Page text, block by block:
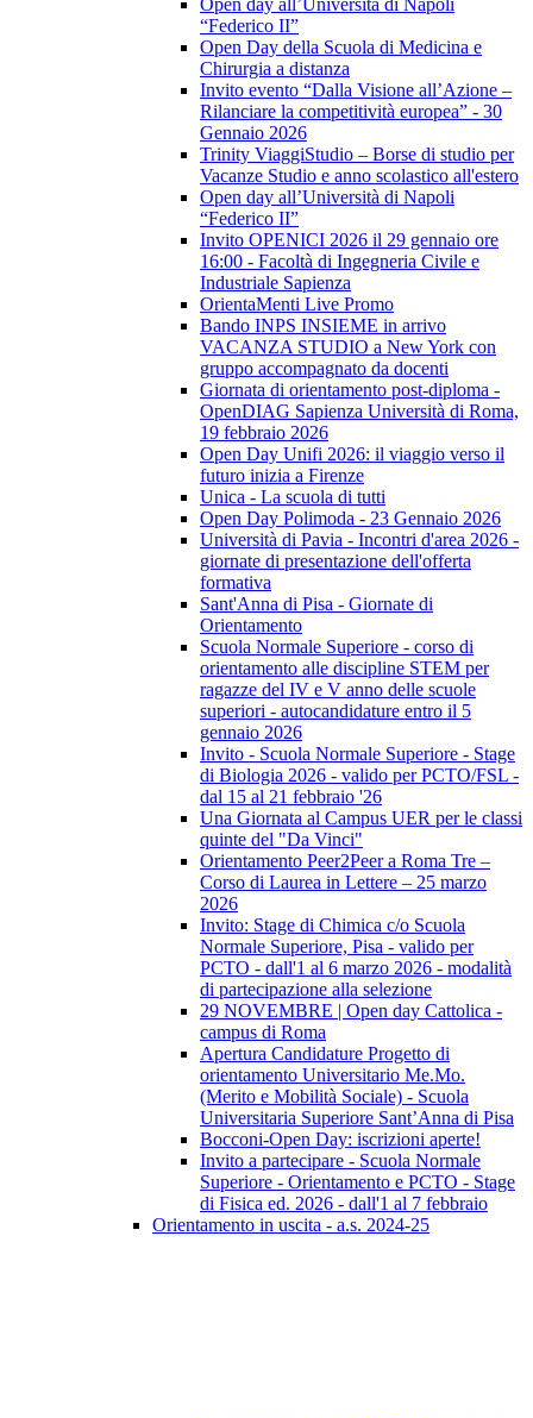
Open day all’Università di Napoli
“Federico II”
Open Day della Scuola di Medicina e
Chirurgia a distanza
Invito evento “Dalla Visione all’Azione –
Rilanciare la competitività europea” - 30
Gennaio 2026
Trinity ViaggiStudio – Borse di studio per
Vacanze Studio e anno scolastico all'estero
Open day all’Università di Napoli
“Federico II”
Invito OPENICI 2026 il 29 gennaio ore
16:00 - Facoltà di Ingegneria Civile e
Industriale Sapienza
OrientaMenti Live Promo
Bando INPS INSIEME in arrivo
VACANZA STUDIO a New York con
gruppo accompagnato da docenti
Giornata di orientamento post-diploma -
OpenDIAG Sapienza Università di Roma,
19 febbraio 2026
Open Day Unifi 2026: il viaggio verso il
futuro inizia a Firenze
Unica - La scuola di tutti
Open Day Polimoda - 23 Gennaio 2026
Università di Pavia - Incontri d'area 2026 -
giornate di presentazione dell'offerta
formativa
Sant'Anna di Pisa - Giornate di
Orientamento
Scuola Normale Superiore - corso di
orientamento alle discipline STEM per
ragazze del IV e V anno delle scuole
superiori - autocandidature entro il 5
gennaio 2026
Invito - Scuola Normale Superiore - Stage
di Biologia 2026 - valido per PCTO/FSL -
dal 15 al 21 febbraio '26
Una Giornata al Campus UER per le classi
quinte del "Da Vinci"
Orientamento Peer2Peer a Roma Tre –
Corso di Laurea in Lettere – 25 marzo
2026
Invito: Stage di Chimica c/o Scuola
Normale Superiore, Pisa - valido per
PCTO - dall'1 al 6 marzo 2026 - modalità
di partecipazione alla selezione
29 NOVEMBRE | Open day Cattolica -
campus di Roma
Apertura Candidature Progetto di
orientamento Universitario Me.Mo.
(Merito e Mobilità Sociale) - Scuola
Universitaria Superiore Sant’Anna di Pisa
Bocconi-Open Day: iscrizioni aperte!
Invito a partecipare - Scuola Normale
Superiore - Orientamento e PCTO - Stage
di Fisica ed. 2026 - dall'1 al 7 febbraio
Orientamento in uscita - a.s. 2024-25